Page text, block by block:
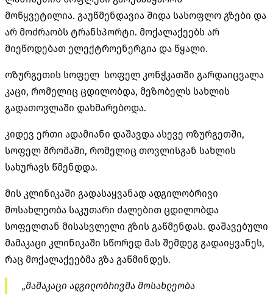
მოწყვეტილია. გაუწმენდავია შიდა სასოფლო გზები და
არ მოძრაობს ტრანსპორტი. მოქალაქეებს არ
მიეწოდებათ ელექტროენერგია და წყალი.
ოზურგეთის სოფელ სოფელ კონჭკათში გარდაიცვალა
კაცი, რომელიც ცდილობდა, მეზობელს სახლის
გადათოვლაში დახმარებოდა.
კიდევ ერთი ადამიანი დაშავდა ასევე ოზურგეთში,
სოფელ შრომაში, რომელიც თოვლისგან სახლის
სახურავს წმენდდა.
მის კლინიკაში გადასაყვანად ადგილობრივი
მოსახლეობა საკუთარი ძალებით ცდილობდა
სოფელთან მისასვლელი გზის გაწმენდას. დაშავებული
მამაკაცი კლინიკაში სწორედ მას შემდეგ გადაიყვანეს,
რაც მოქალაქეებმა გზა გაწმინდეს.
„მამაკაცი ადგილობრივმა მოსახლეობა